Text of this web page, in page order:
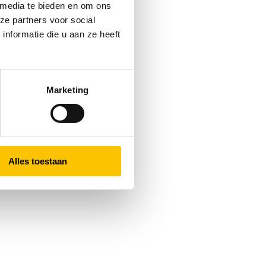
te bieden en om ons
partners voor social
die u aan ze heeft
Marketing
Alles toestaan